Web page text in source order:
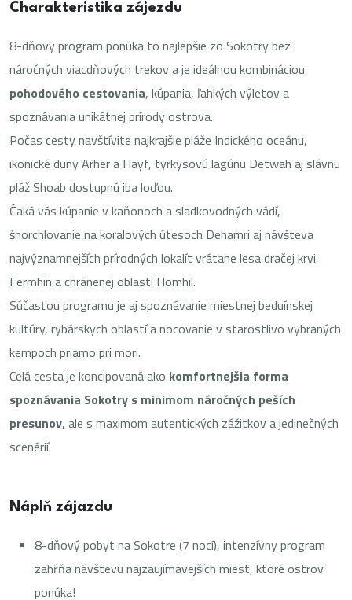
Charakteristika zájezdu
8-dňový program ponúka to najlepšie zo Sokotry bez
náročných viacdňových trekov a je ideálnou kombináciou
pohodového cestovania, kúpania, ľahkých výletov a
spoznávania unikátnej prírody ostrova.
Počas cesty navštívite najkrajšie pláže Indického oceánu,
ikonické duny Arher a Hayf, tyrkysovú lagúnu Detwah aj slávnu
pláž Shoab dostupnú iba loďou.
Čaká vás kúpanie v kaňonoch a sladkovodných vádí,
šnorchlovanie na koralových útesoch Dehamri aj návšteva
najvýznamnejších prírodných lokalít vrátane lesa dračej krvi
Fermhin a chránenej oblasti Homhil.
Súčasťou programu je aj spoznávanie miestnej beduínskej
kultúry, rybárskych oblastí a nocovanie v starostlivo vybraných
kempoch priamo pri mori.
Celá cesta je koncipovaná ako komfortnejšia forma
spoznávania Sokotry s minimom náročných peších
presunov, ale s maximom autentických zážitkov a jedinečných
scenérií.
Náplň zájazdu
8-dňový pobyt na Sokotre (7 nocí), intenzívny program
zahŕňa návštevu najzaujímavejších miest, ktoré ostrov
ponúka!